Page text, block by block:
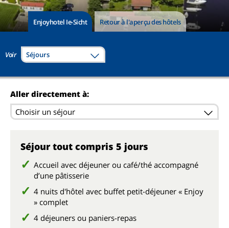
Enjoyhotel Ie-Sicht Retour à l'aperçu des hôtels
Voir Séjours
Aller directement à:
Choisir un séjour
Séjour tout compris 5 jours
Accueil avec déjeuner ou café/thé accompagné
d’une pâtisserie
4 nuits d'hôtel avec buffet petit-déjeuner « Enjoy
» complet
4 déjeuners ou paniers-repas